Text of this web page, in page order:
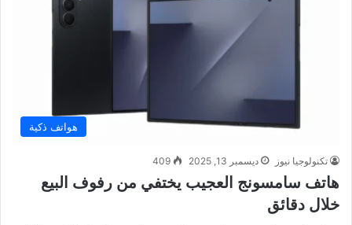
هواتف ذكية
تكنولوجيا نيوز ديسمبر 13, 2025 409
هاتف سامسونج العجيب يختفي من رفوف البيع
خلال دقائق